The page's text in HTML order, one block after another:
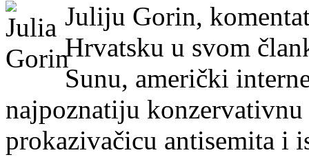
Juliju Gorin,
Hrvatsku u svom
Sunu, američki
najpoznatiju
prokazivačicu antisemita i